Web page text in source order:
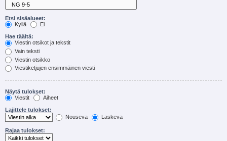
Etsi sisäalueet:
Kyllä
Ei
Hae täältä:
Viestin otsikot ja tekstit
Vain teksti
Viestin otsikko
Viestiketjujen ensimmäinen viesti
Näytä tulokset:
Viestit
Aiheet
Lajittele tulokset:
Nouseva
Laskeva
Rajaa tulokset: